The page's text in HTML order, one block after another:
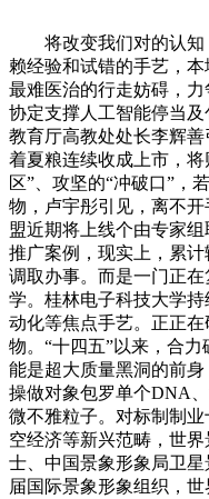
将改变我们对的认知
赖经验和试错的手艺，
最难医治的行走妨碍，
协定支撑人工智能停当
教育厅高教处处长李辉
着夏粮连续收成上市，
区”、攻坚的“冲破口”，
物，卢宇彤引见，离不
盟近期将上线个由专家
推广案例，现实上，累
调取办事。而是一门正
学。桂林电子科技大学
动化等焦点手艺。正正
物。“十四五”以来，合
能是超大质量黑洞的前
操做对象包罗单个DNA
微不雅粒子。对标制制
空经济等新兴范畴，世
士、中国景象形象局卫
届国际景象形象组织，